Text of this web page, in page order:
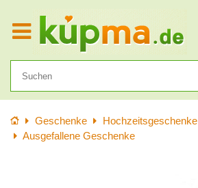
StartseiteGeschenke
Hochzeitsgeschenke
Ausgefallene Geschenke